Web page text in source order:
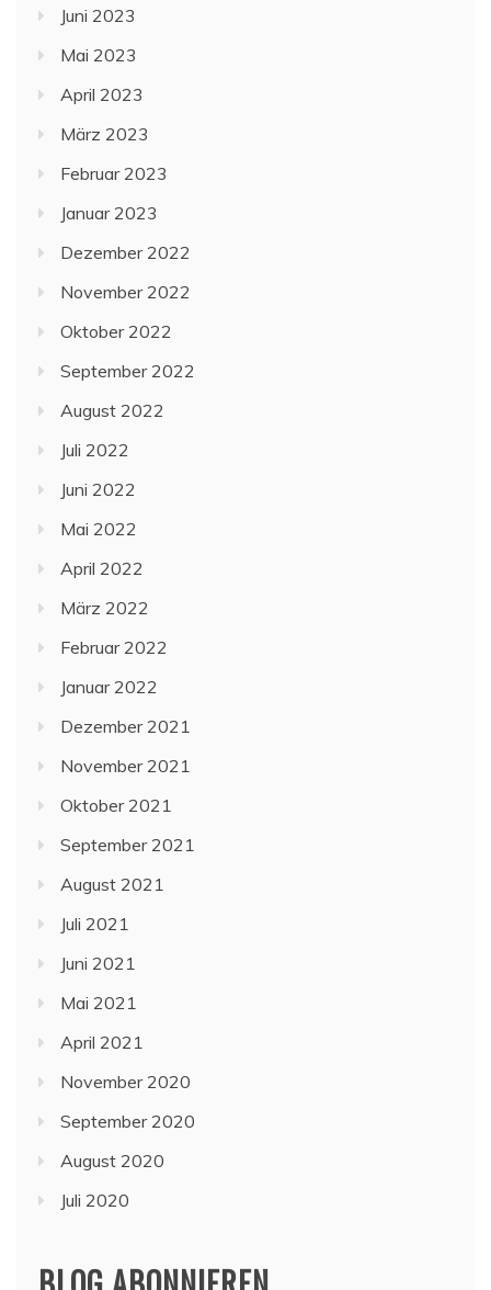
Juni 2023
Mai 2023
April 2023
März 2023
Februar 2023
Januar 2023
Dezember 2022
November 2022
Oktober 2022
September 2022
August 2022
Juli 2022
Juni 2022
Mai 2022
April 2022
März 2022
Februar 2022
Januar 2022
Dezember 2021
November 2021
Oktober 2021
September 2021
August 2021
Juli 2021
Juni 2021
Mai 2021
April 2021
November 2020
September 2020
August 2020
Juli 2020